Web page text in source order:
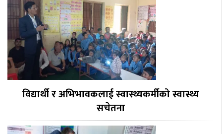
विद्यार्थी र अभिभावकलाई स्वास्थ्यकर्मीको स्वास्थ्य
सचेतना